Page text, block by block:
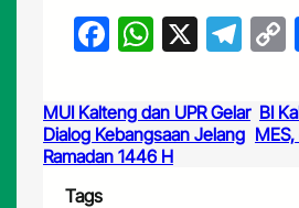
F
c
e
b
W
at
s
A
X
T
e
gr
MUI Kalteng dan UPR Gelar
Dialog Kebangsaan Jelang
Ramadan 1446 H
BI
Tags